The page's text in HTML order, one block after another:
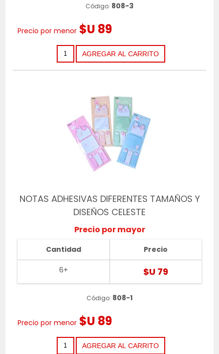
Código: 808-3
Precio por menor $U 89
NOTAS ADHESIVAS DIFERENTES TAMAÑOS Y
DISEÑOS CELESTE
Precio por mayor
Cantidad
6+
Precio
$U 79
Código: 808-1
Precio por menor $U 89